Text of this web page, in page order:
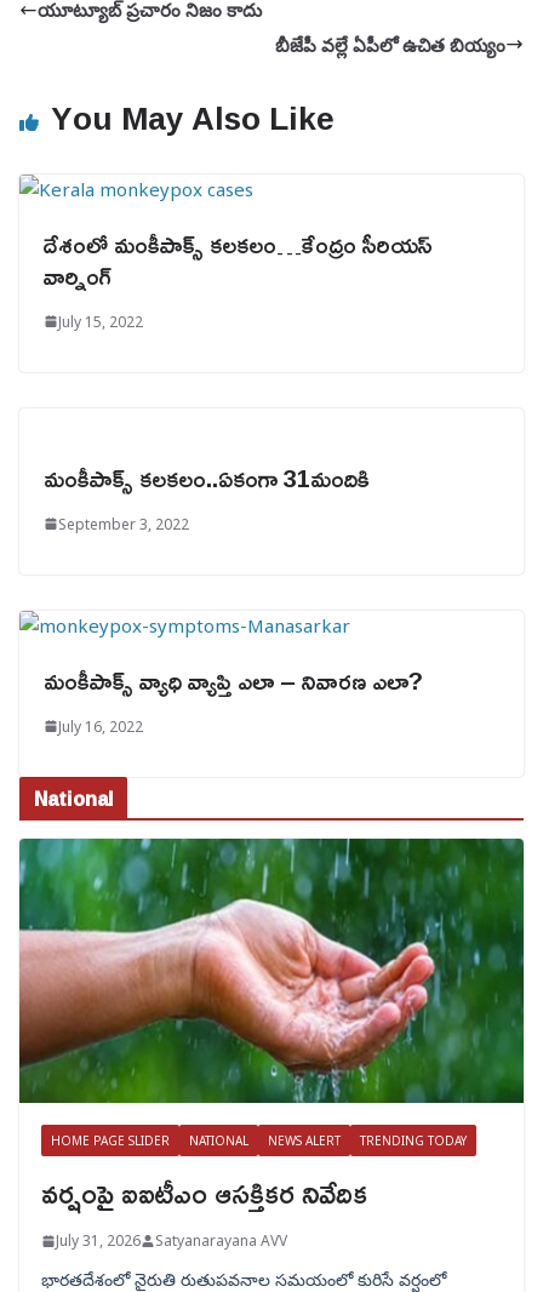
యూట్యూబ్ ప్రచారం నిజం కాదు
బీజేపీ వల్లే ఏపీలో ఉచిత బియ్యం
You May Also Like
దేశంలో మంకీపాక్స్ కలకలం…కేంద్రం సీరియస్
వార్నింగ్
July 15, 2022
మంకీపాక్స్ కలకలం..ఏకంగా 31మందికి
September 3, 2022
మంకీపాక్స్ వ్యాధి వ్యాప్తి ఎలా – నివారణ ఎలా?
July 16, 2022
National
HOME PAGE SLIDER NATIONAL NEWS ALERT TRENDING TODAY
వర్షంపై ఐఐటీఎం ఆసక్తికర నివేదిక
July 31, 2026 Satyanarayana AVV
భారతదేశంలో నైరుతి రుతుపవనాల సమయంలో కురిసే వర్షంలో